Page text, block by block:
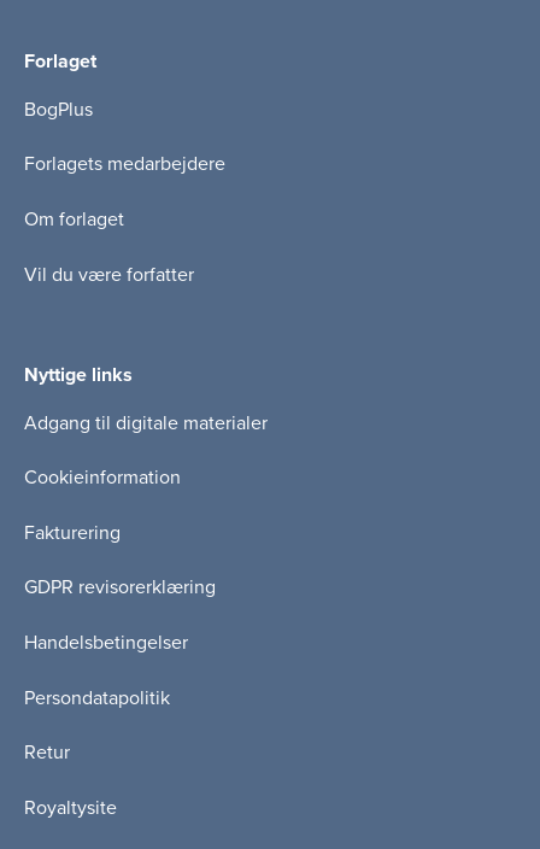
Forlaget
BogPlus
Forlagets medarbejdere
Om forlaget
Vil du være forfatter
Nyttige links
Adgang til digitale materialer
Cookieinformation
Fakturering
GDPR revisorerklæring
Handelsbetingelser
Persondatapolitik
Retur
Royaltysite